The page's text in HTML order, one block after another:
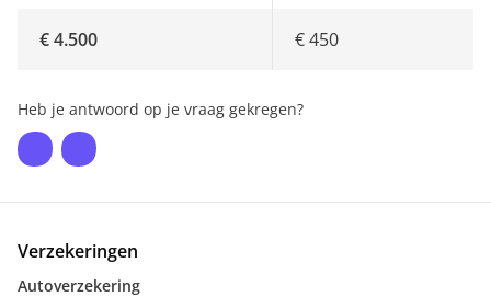
€ 4.500 € 450
Heb je antwoord op je vraag gekregen?
Verzekeringen
Autoverzekering